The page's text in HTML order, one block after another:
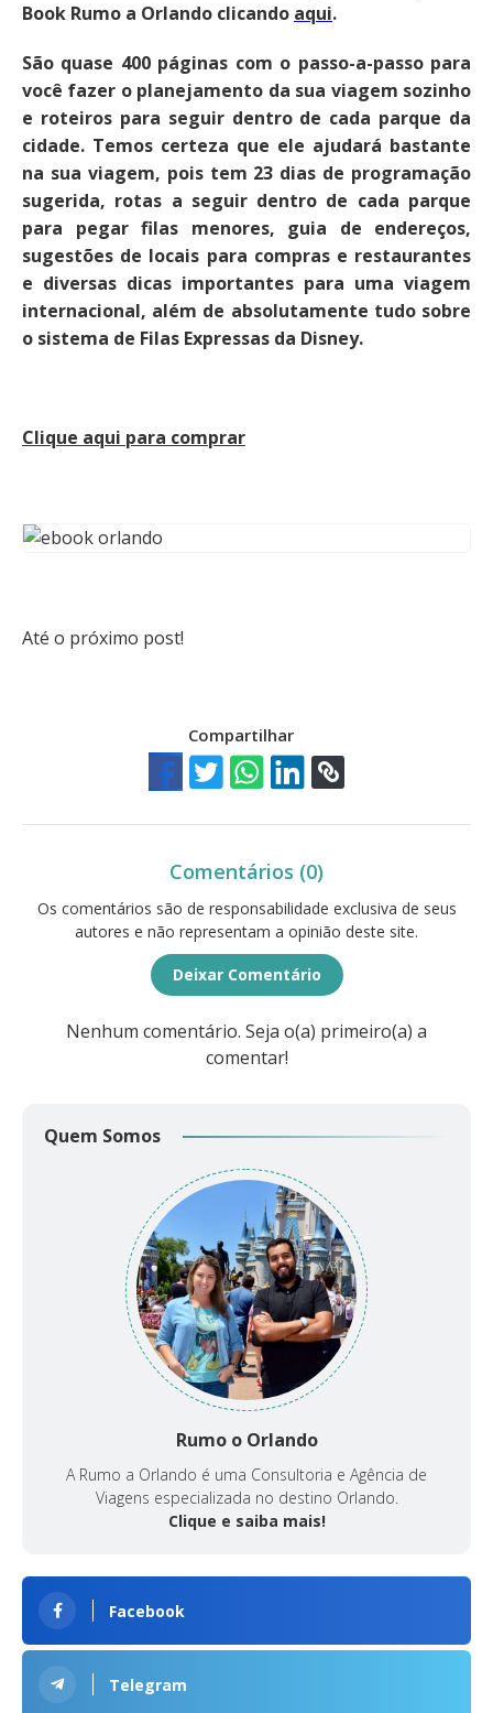
Book Rumo a Orlando clicando aqui.
São quase 400 páginas com o passo-a-passo para
você fazer o planejamento da sua viagem sozinho
e roteiros para seguir dentro de cada parque da
cidade. Temos certeza que ele ajudará bastante
na sua viagem, pois tem 23 dias de programação
sugerida, rotas a seguir dentro de cada parque
para pegar filas menores, guia de endereços,
sugestões de locais para compras e restaurantes
e diversas dicas importantes para uma viagem
internacional, além de absolutamente tudo sobre
o sistema de Filas Expressas da Disney.
Clique aqui para comprar
Até o próximo post!
Compartilhar
Comentários (0)
Os comentários são de responsabilidade exclusiva de seus
autores e não representam a opinião deste site.
Deixar Comentário
Nenhum comentário. Seja o(a) primeiro(a) a
comentar!
Quem Somos
Rumo o Orlando
A Rumo a Orlando é uma Consultoria e Agência de
Viagens especializada no destino Orlando.
Clique e saiba mais!
Facebook
Telegram